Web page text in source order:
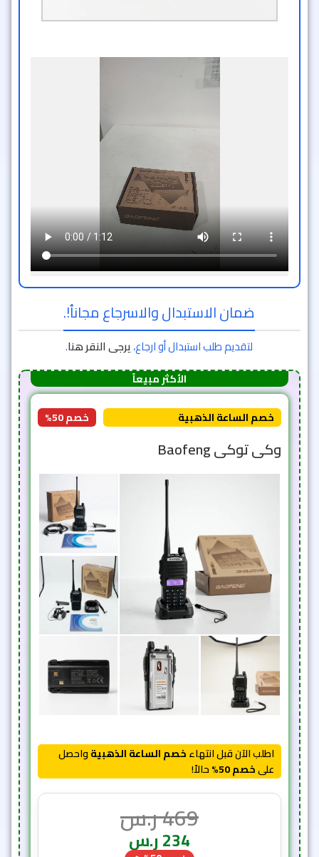
ضمان الاستبدال والاسرجاع مجاناُ!.
لتقديم طلب استبدال أو ارجاع،
الأكثر مبيعاً
خصم الساعة الذهبية خصم 50%
وكى توكى Baofeng
اطلب الآن قبل انتهاء
علىخصم 50% حالاً!
469ر.س